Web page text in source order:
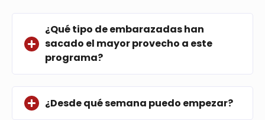
¿Qué tipo de embarazadas han
sacado el mayor provecho a este
programa?
¿Desde qué semana puedo empezar?